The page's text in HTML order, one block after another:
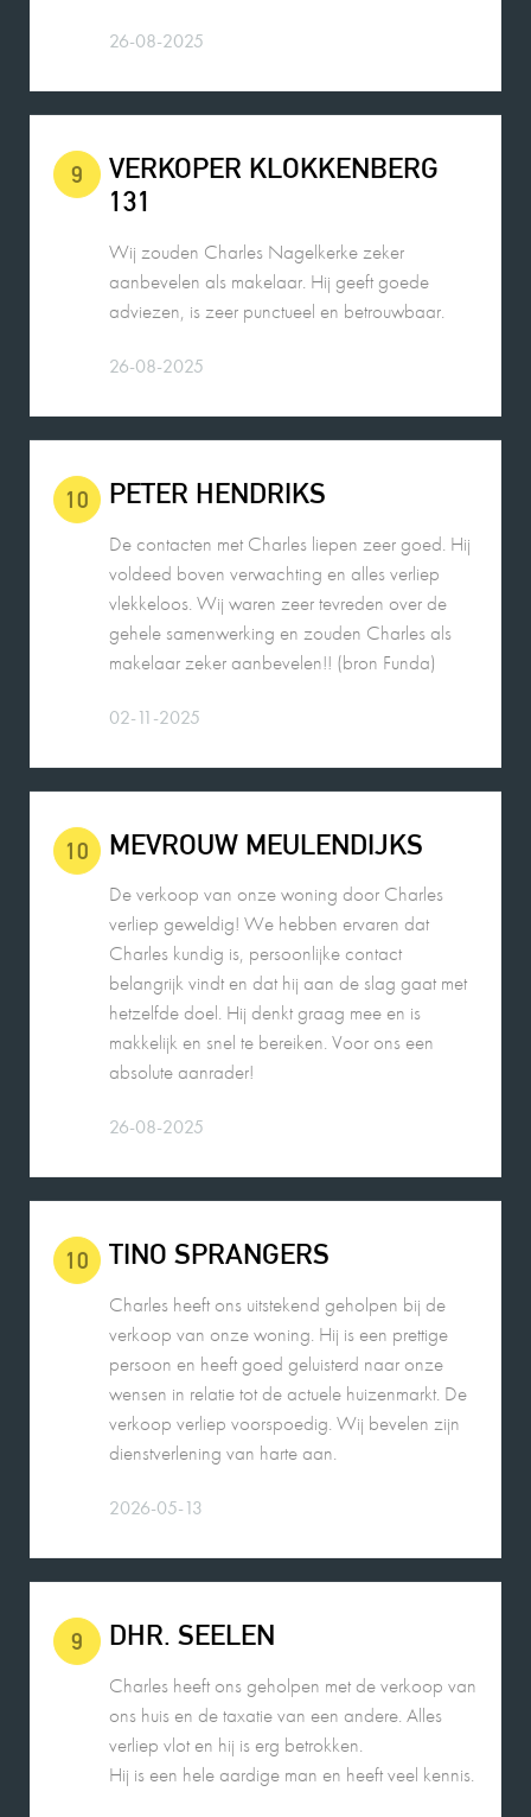
9
VERKOPER KLOKKENBERG
131
Wij zouden Charles Nagelkerke zeker
aanbevelen als makelaar. Hij geeft goede
26-08-2025
10 PETER HENDRIKS
voldeed boven verwachting en alles verliep
gehele samenwerking en zouden Charles als
makelaar zeker aanbevelen!! (bron Funda)
02-11-2025
10 MEVROUW MEULENDIJKS
verliep geweldig! We hebben ervaren dat
belangrijk vindt en dat hij aan de slag gaat met
hetzelfde doel. Hij denkt graag mee en is
makkelijk en snel te bereiken. Voor ons een
absolute aanrader!
26-08-2025
10 TINO SPRANGERS
verkoop van onze woning. Hij is een prettige
wensen in relatie tot de actuele huizenmarkt. De
verkoop verliep voorspoedig. Wij bevelen zijn
dienstverlening van harte aan.
2026-05-13
9 DHR. SEELEN
ons huis en de taxatie van een andere. Alles
Hij is een hele aardige man en heeft veel kennis.
2026-05-14